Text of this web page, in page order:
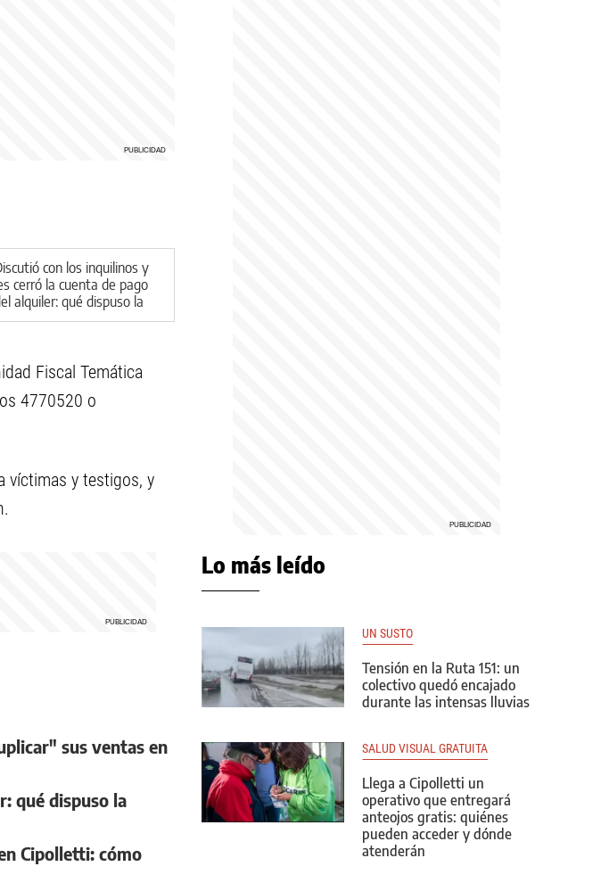
con los inquilinos y
cerró la cuenta de pago
alquiler: qué dispuso la
en Cipolletti
Fiscal Temática
4770520 o
víctimas y testigos, y
sus ventas en
qué dispuso la
Cipolletti: cómo
Lo más leído
UN SUSTO
Tensión en la Ruta 151: un
colectivo quedó encajado
durante las intensas lluvias
SALUD VISUAL GRATUITA
Llega a Cipolletti un
operativo que entregará
anteojos gratis: quiénes
pueden acceder y dónde
atenderán